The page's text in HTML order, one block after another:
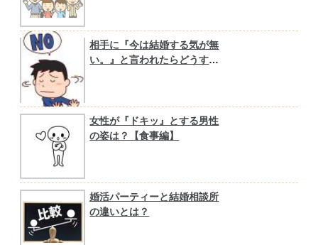
相手に『今は結婚する気が無
い。』と言われたらどうす
女性が『ドキッ』とする男性
の姿は？【食事編】
婚活パーティーと結婚相談所
の違いとは？